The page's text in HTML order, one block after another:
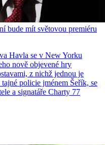
bude mít světovou premiéru
Havla se v New Yorku
nově objevené hry
z nichž jednou je
policie jménem Šeřík, se
a signatáře Charty 77